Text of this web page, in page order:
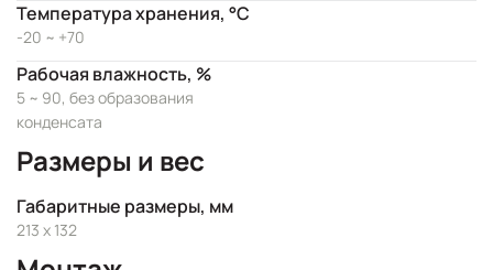
Температура хранения, °C
-20 ~ +70
Рабочая влажность, %
5 ~ 90, без образования
конденсата
Размеры и вес
Габаритные размеры, мм
213 x 132